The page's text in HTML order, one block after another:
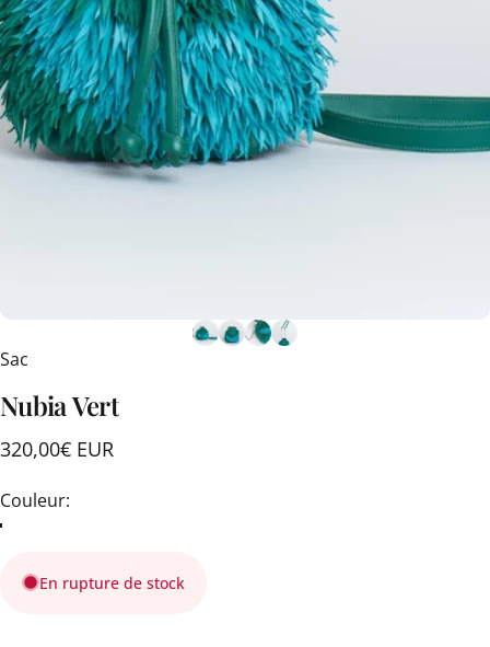
Sac
NubiaVert
320,00€ EUR
Couleur
Couleur:
En rupture de stock